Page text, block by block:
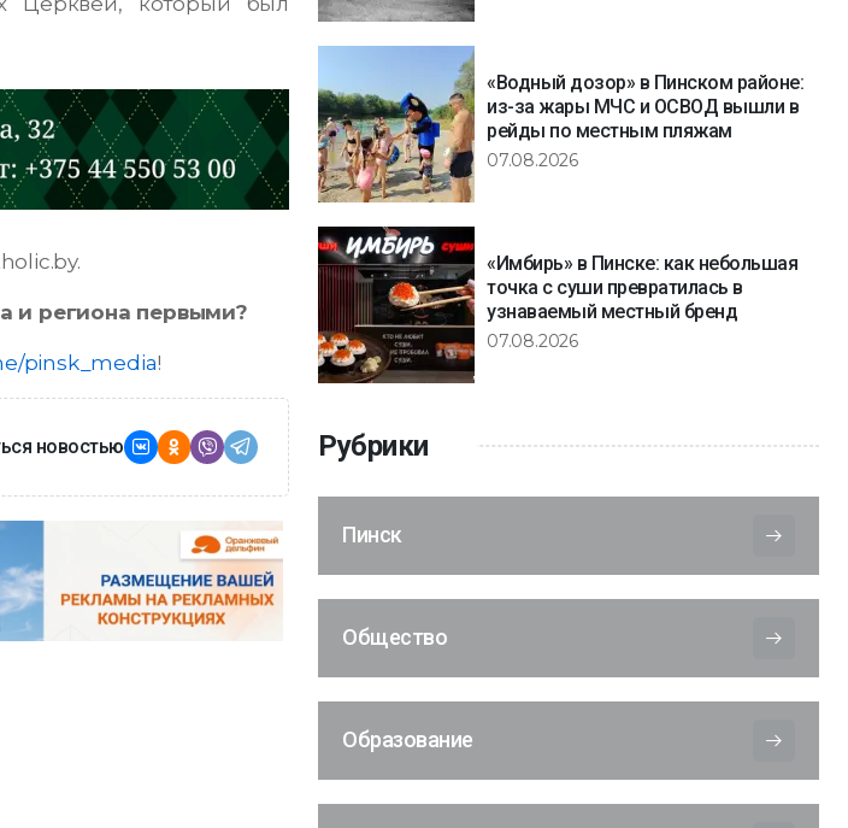
и региона первыми?
pinsk_media!
новостью
«Водный дозор» в Пинском районе:
из-за жары МЧС и ОСВОД вышли в
рейды по местным пляжам
07.08.2026
«Имбирь» в Пинске: как небольшая
точка с суши превратилась в
узнаваемый местный бренд
07.08.2026
Рубрики
Пинск
Общество
Образование